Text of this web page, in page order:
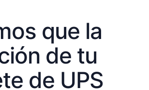
que la
de tu
de UPS